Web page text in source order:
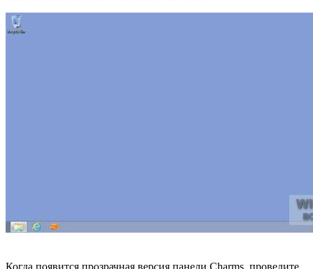
Когда появится прозрачная версия панели Charms, проведите